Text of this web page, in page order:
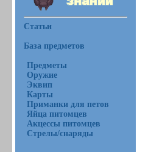
Статьи
База предметов
Предметы
Оружие
Эквип
Карты
Приманки для петов
Яйца питомцев
Акцессы питомцев
Стрелы/снаряды